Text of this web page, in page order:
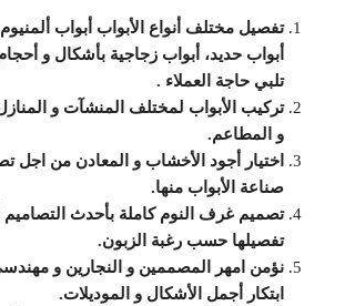
تفصيل مختلف أنواع الأبواب أبواب
أبواب حديد، أبواب زجاجية بأشكال و
تلبي حاجة العملاء .
تركيب الأبواب لمختلف المنشآت و
و المطاعم.
اختيار أجود الأخشاب و المعادن من اجل
صناعة الأبواب منها.
تصميم غرف النوم كاملة بأحدث التصاميم
تفصيلها حسب رغبة الزبون.
نؤمن امهر المصممين و النجارين و
ابتكار أجمل الأشكال و الموديلات.